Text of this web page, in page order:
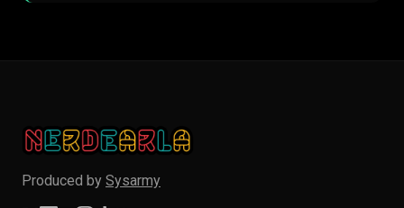
Produced by Sysarmy